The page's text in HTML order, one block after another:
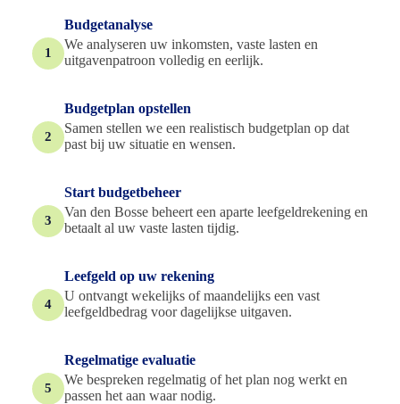
1
Budgetanalyse
We analyseren uw inkomsten, vaste lasten en
uitgavenpatroon volledig en eerlijk.
2
Budgetplan opstellen
Samen stellen we een realistisch budgetplan op dat
past bij uw situatie en wensen.
3
Start budgetbeheer
Van den Bosse beheert een aparte leefgeldrekening en
betaalt al uw vaste lasten tijdig.
4
Leefgeld op uw rekening
U ontvangt wekelijks of maandelijks een vast
leefgeldbedrag voor dagelijkse uitgaven.
5
Regelmatige evaluatie
We bespreken regelmatig of het plan nog werkt en
passen het aan waar nodig.